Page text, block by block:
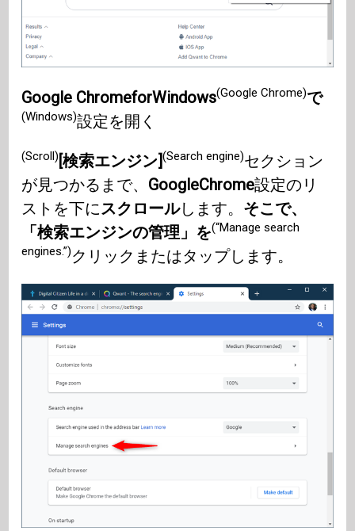
Google ChromeforWindows(Google Chrome)で
(Windows)設定を開く
(Scroll) [検索エンジン](Search engine)セクション
が見つかるまで、 GoogleChrome設定のリ
ストを下にスクロールします。 そこで、
「検索エンジンの管理」を(“Manage search
engines.”)クリックまたはタップします。